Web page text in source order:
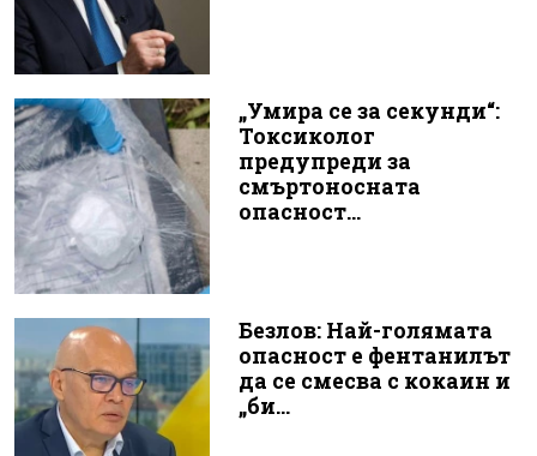
„Умира се за секунди“:
Токсиколог
предупреди за
смъртоносната
опасност...
Безлов: Най-голямата
опасност е фентанилът
да се смесва с кокаин и
„би...